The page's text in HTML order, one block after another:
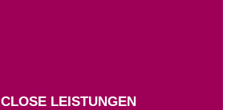
CLOSE LEISTUNGEN